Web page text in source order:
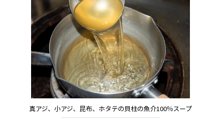
真アジ、小アジ、昆布、ホタテの貝柱の魚介100％スープ